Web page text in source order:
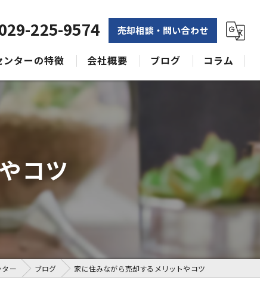
225-9574 売却相談・問い合わせ
ンターの特徴
戸建て
物件
会社概要 ブログ コラム
コツ
ー ブログ 家に住みながら売却するメリットやコツ